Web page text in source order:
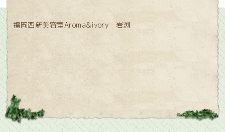
福岡西新美容室Aroma&ivory 岩渕